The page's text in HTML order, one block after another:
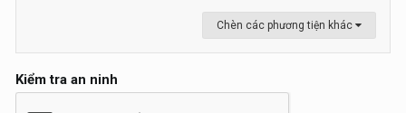
Chèn các phương tiện khác
Kiểm tra an ninh